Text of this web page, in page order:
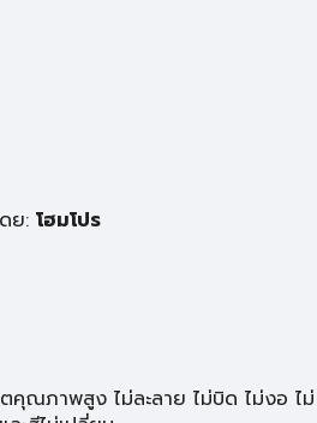
ย: โฮมโปร
คุณภาพสูง ไม่ละลาย ไม่บิด ไม่งอ ไม่